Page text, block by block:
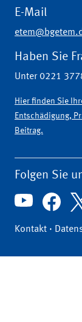
E-Mail
Haben Sie
Unter 0221
Hier finden Sie
Entschädigung,
Beitrag.
Folgen Sie
Kontakt ·